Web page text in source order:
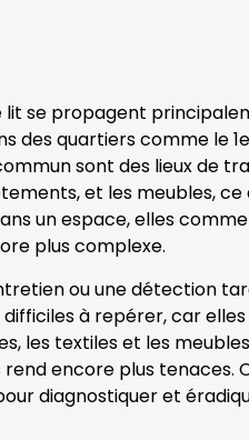
lit se propagent
des quartiers comme le
sont des lieux de
et les meubles,
un espace, elles
plus complexe.
ou une détection
à repérer, car
les textiles et les
encore plus tenaces.
diagnostiquer et